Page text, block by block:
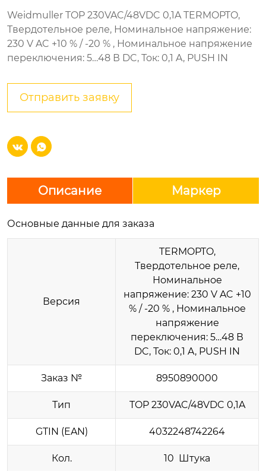
Weidmuller TOP 230VAC/48VDC 0,1A TERMOPTO,
Твердотельное реле, Номинальное напряжение:
230 V AC +10 % / -20 % , Номинальное напряжение
переключения: 5…48 В DC, Ток: 0,1 A, PUSH IN
Отправить заявку
 
Описание Маркер
Основные данные для заказа
Версия
TERMOPTO,
Твердотельное реле,
Номинальное
напряжение: 230 V AC +10
% / -20 % , Номинальное
напряжение
переключения: 5…48 В
DC, Ток: 0,1 A, PUSH IN
Заказ № 8950890000
Тип TOP 230VAC/48VDC 0,1A
GTIN (EAN) 4032248742264
Кол. 10 Штука